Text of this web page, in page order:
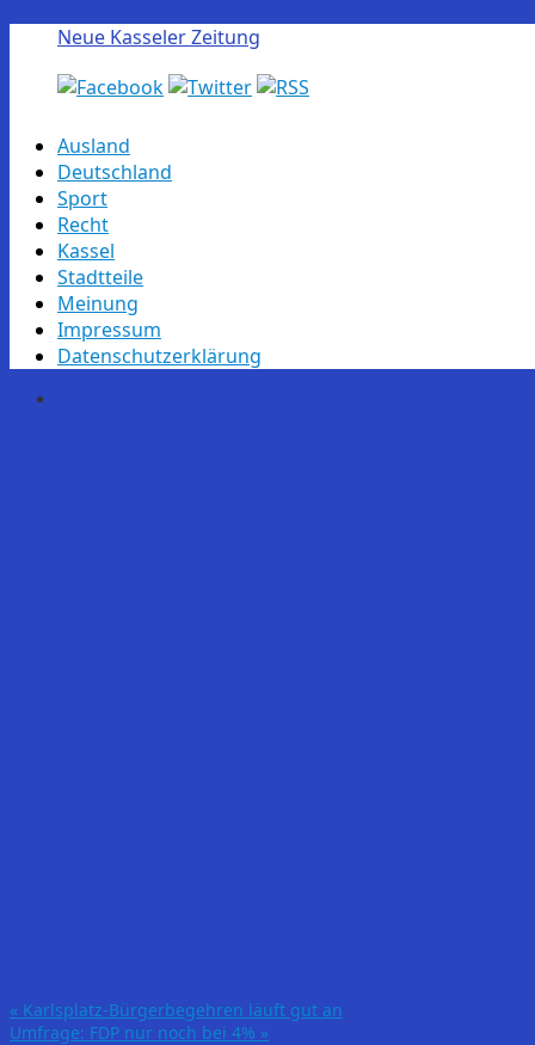
Neue Kasseler Zeitung
Skip
content
Ausland
Deutschland
Sport
Recht
Kassel
Stadtteile
Meinung
Impressum
Datenschutzerklärung
« Karlsplatz-Bürgerbegehren läuft gut an
Umfrage: FDP nur noch bei 4% »